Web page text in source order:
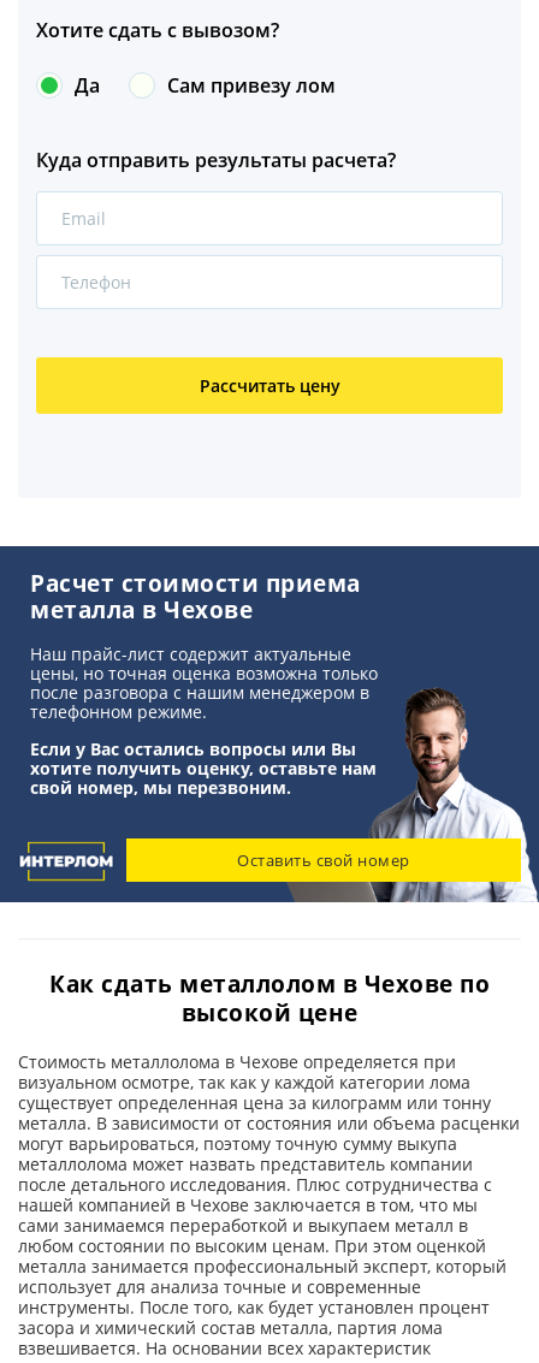
Оцинковка
Алюминий
Бронза
Латунь
Титан
Хотите сдать с вывозом?
Да Сам привезу лом
Куда отправить результаты расчета?
Рассчитать цену
Расчет стоимости приема
металла в Чехове
Наш прайс-лист содержит актуальные
цены, но точная оценка возможна только
после разговора с нашим менеджером в
телефонном режиме.
Если у Вас остались вопросы или Вы
хотите получить оценку, оставьте нам
свой номер, мы перезвоним.
Оставить свой номер
Как сдать металлолом в Чехове по
высокой цене
Стоимость металлолома в Чехове определяется при
визуальном осмотре, так как у каждой категории лома
существует определенная цена за килограмм или тонну
металла. В зависимости от состояния или объема расценки
могут варьироваться, поэтому точную сумму выкупа
металлолома может назвать представитель компании
после детального исследования. Плюс сотрудничества с
нашей компанией в Чехове заключается в том, что мы
сами занимаемся переработкой и выкупаем металл в
любом состоянии по высоким ценам. При этом оценкой
металла занимается профессиональный эксперт, который
использует для анализа точные и современные
инструменты. После того, как будет установлен процент
засора и химический состав металла, партия лома
взвешивается. На основании всех характеристик